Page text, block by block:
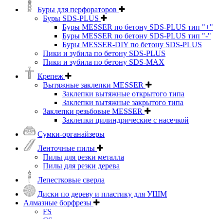
Буры для перфораторов
Буры SDS-PLUS
Буры MESSER по бетону SDS-PLUS тип "+"
Буры MESSER по бетону SDS-PLUS тип "-"
Буры MESSER-DIY по бетону SDS-PLUS
Пики и зубила по бетону SDS-PLUS
Пики и зубила по бетону SDS-MAX
Крепеж
Вытяжные заклепки MESSER
Заклепки вытяжные открытого типа
Заклепки вытяжные закрытого типа
Заклепки резьбовые MESSER
Заклепки цилиндрические с насечкой
Сумки-органайзеры
Ленточные пилы
Пилы для резки металла
Пилы для резки дерева
Лепестковые сверла
Диски по дереву и пластику для УШМ
Алмазные борфрезы
FS